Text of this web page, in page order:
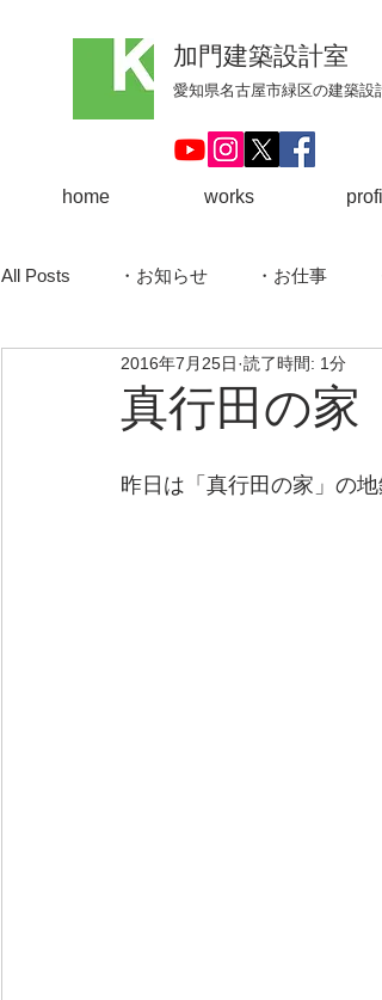
加門建築設計室
愛知県名古屋市緑区の建築設
home works
All Posts ・お知らせ ・お仕事
・大府の家 ・サーファーズハウス
真行田の
2016年7月25日 読了時間: 1分
昨日は「真行田の家」の地